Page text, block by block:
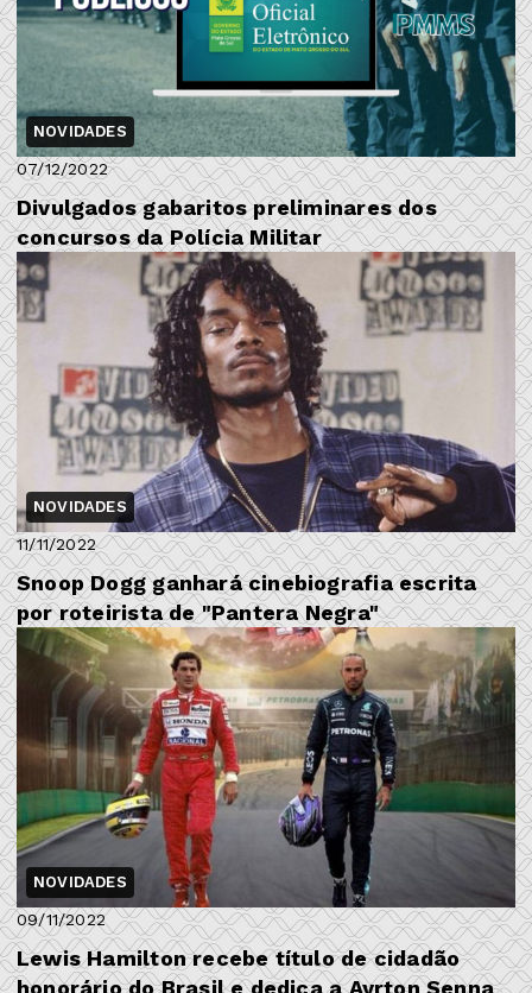
NOVIDADES
07/12/2022
Divulgados gabaritos preliminares dos
concursos da Polícia Militar
NOVIDADES
11/11/2022
Snoop Dogg ganhará cinebiografia escrita
por roteirista de "Pantera Negra"
NOVIDADES
09/11/2022
Lewis Hamilton recebe título de cidadão
honorário do Brasil e dedica a Ayrton Senna